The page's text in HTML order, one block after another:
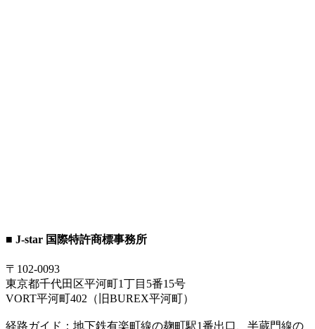
■ J-star 国際特許商標事務所
〒102-0093
東京都千代田区平河町1丁目5番15号
VORT平河町402（旧BUREX平河町）
経路ガイド：地下鉄有楽町線の麹町駅1番出口、半蔵門線の